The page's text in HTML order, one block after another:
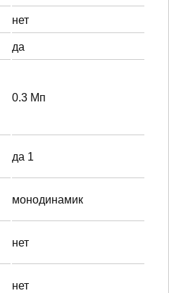
нет
да
0.3 Мп
да 1
монодинамик
нет
нет